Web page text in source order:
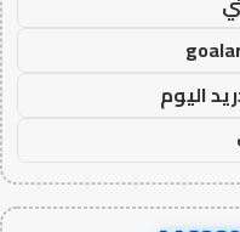
اليوم